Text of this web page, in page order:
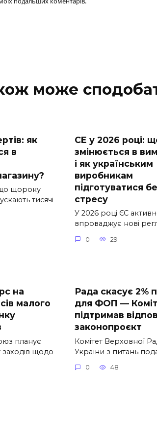
може
як
в
щороку
тисячі
СE у 2026 році:
змінюється в
і як українським
виробникам
підготуватися
стресу
У 2026 році ЄС
впроваджує нові
0 29
на
малого
планує
щодо
Рада скасує 2%
для ФОП —
підтримав
законопроєкт
Комітет Верховної
України з питань
0 48